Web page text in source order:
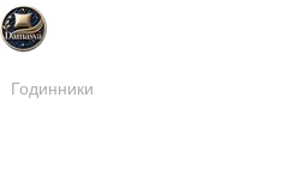
Годинники